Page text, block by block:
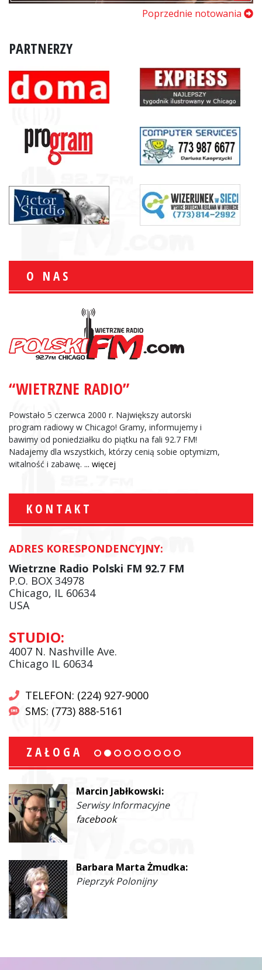
Poprzednie notowania
PARTNERZY
O NAS
“WIETRZNE RADIO”
Powstało 5 czerwca 2000 r. Największy autorski
program radiowy w Chicago! Gramy, informujemy i
bawimy od poniedziałku do piątku na fali 92.7 FM!
Nadajemy dla wszystkich, którzy cenią sobie optymizm,
witalność i zabawę. ... więcej
KONTAKT
ADRES KORESPONDENCYJNY:
Wietrzne Radio Polski FM 92.7 FM
P.O. BOX 34978
Chicago, IL 60634
USA
STUDIO:
4007 N. Nashville Ave.
Chicago IL 60634
TELEFON: (224) 927-9000
SMS: (773) 888-5161
ZAŁOGA
Marcin Jabłkowski:
Serwisy Informacyjne
facebook
Barbara Marta Żmudka:
Pieprzyk Polonijny